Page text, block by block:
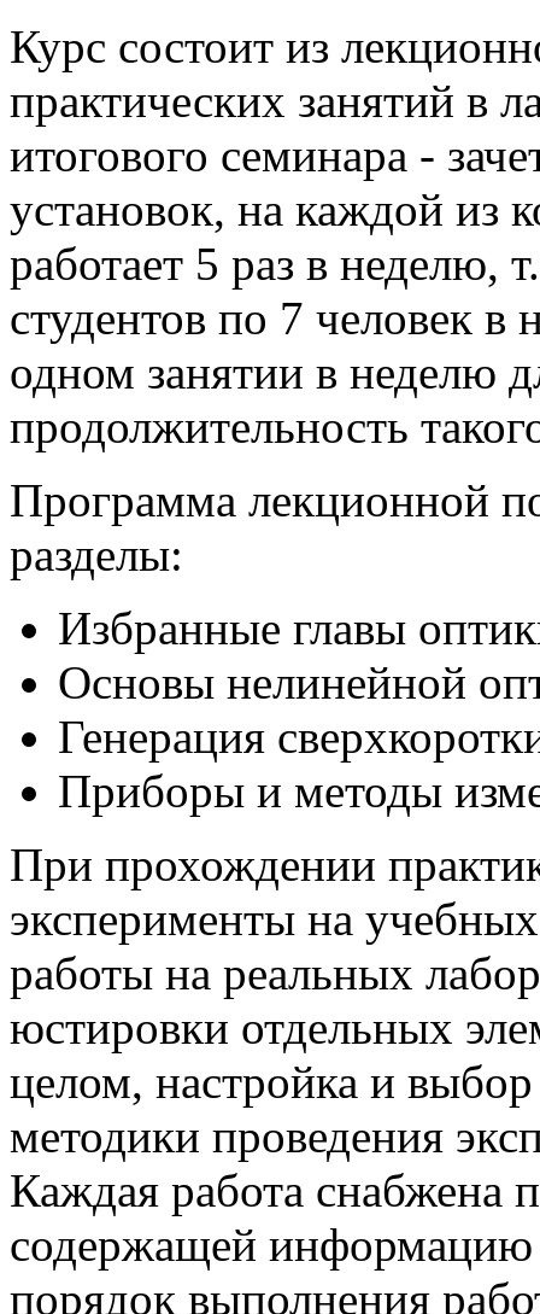
Курс состоит из
практических занятий в
итогового семинара -
установок, на каждой из
работает 5 раз в неделю,
студентов по 7 человек в
одном занятии в неделю
продолжительность
Программа лекционной
разделы:
Избранные главы
Основы нелинейной
Генерация
Приборы и методы
При прохождении
эксперименты на
работы на реальных
юстировки отдельных
целом, настройка и
методики проведения
Каждая работа снабжена
содержащей информацию
порядок выполнения